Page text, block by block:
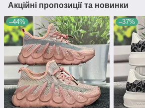
Акційні пропозиції та новинки
–44% –37%